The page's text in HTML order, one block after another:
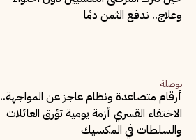
وعلاج.. ندفع الثمن دمًا
بوصلة
أرقام متصاعدة ونظام عاجز عن المواجهة..
الاختفاء القسري أزمة يومية تؤرق العائلات
والسلطات في المكسيك